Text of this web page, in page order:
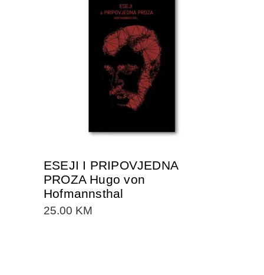
DODAJTE U KORPU
ESEJI I PRIPOVJEDNA
PROZA Hugo von
Hofmannsthal
25.00 KM